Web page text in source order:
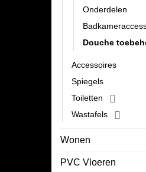
Onderdelen
Douche
Accessoires
Spiegels
Toiletten
Wastafels
Wonen
PVC Vloeren